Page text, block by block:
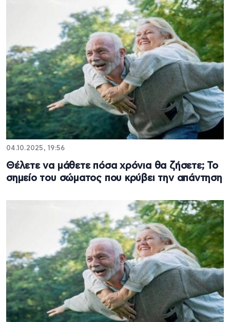
04.10.2025, 19:56
Θέλετε να μάθετε πόσα χρόνια θα ζήσετε; Το
σημείο του σώματος που κρύβει την απάντηση